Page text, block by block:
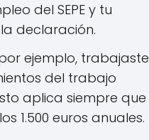
del SEPE y tu
declaración.
ejemplo, trabajaste
del trabajo
aplica siempre que
1.500 euros anuales.